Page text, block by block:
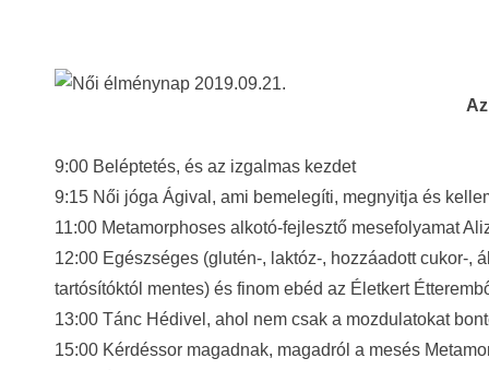
9:00 Beléptetés, és az izgalmas kezdet
9:15 Női jóga Ágival, ami bemelegíti, megnyitja és
11:00 Metamorphoses alkotó-fejlesztő mesefolyamat
12:00 Egészséges (glutén-, laktóz-, hozzáadott cukor-,
tartósítóktól mentes) és finom ebéd az Életkert
13:00 Tánc Hédivel, ahol nem csak a mozdulatokat
15:00 Kérdéssor magadnak, magadról a mesés